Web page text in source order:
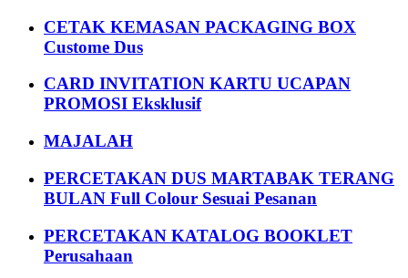
CETAK KEMASAN PACKAGING BOX
Custome Dus
CARD INVITATION KARTU UCAPAN
PROMOSI Eksklusif
MAJALAH
PERCETAKAN DUS MARTABAK TERANG
BULAN Full Colour Sesuai Pesanan
PERCETAKAN KATALOG BOOKLET
Perusahaan